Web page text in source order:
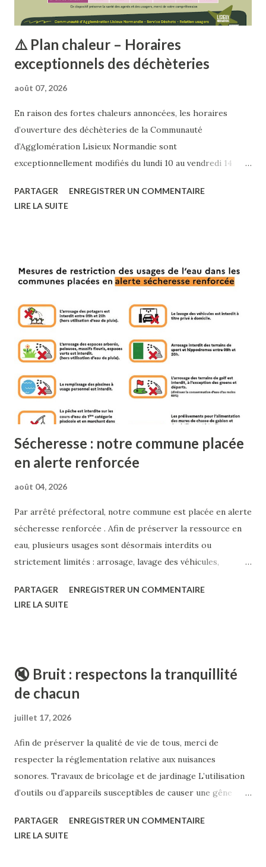
⚠️ Plan chaleur – Horaires
exceptionnels des déchèteries
août 07, 2026
En raison des fortes chaleurs annoncées, les horaires
d’ouverture des déchèteries de la Communauté
d’Agglomération Lisieux Normandie sont
exceptionnellement modifiés du lundi 10 au vendredi 14
usagers de 7h00 à 13h00 . À noter : Saint-Cyr-du-Ronceray
votre compréhension.
PARTAGER
ENREGISTRER UN COMMENTAIRE
LIRE LA SUITE
Sécheresse : notre commune placée
en alerte renforcée
août 04, 2026
Par arrêté préfectoral, notre commune est placée en alerte
sécheresse renforcée . Afin de préserver la ressource en
eau, plusieurs usages sont désormais interdits ou
strictement limités : arrosage, lavage des véhicules,
et autres usages non prioritaires. Nous remercions chacun
PARTAGER
ENREGISTRER UN COMMENTAIRE
LIRE LA SUITE
🔇 Bruit : respectons la tranquillité
de chacun
juillet 17, 2026
Afin de préserver la qualité de vie de tous, merci de
respecter la réglementation relative aux nuisances
sonores. Travaux de bricolage et de jardinage L’utilisation
d’outils ou d’appareils susceptibles de causer une gêne
tronçonneuse, perceuse, scie mécanique, raboteuse, etc.)
PARTAGER
ENREGISTRER UN COMMENTAIRE
LIRE LA SUITE